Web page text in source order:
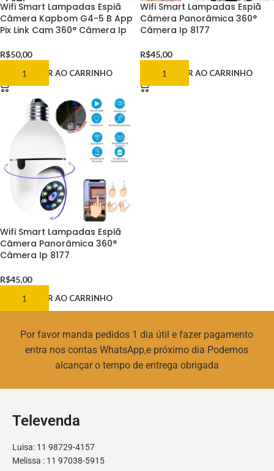
Wifi Smart Lampadas Espiã
Câmera Kapbom G4-5 B App
Pix Link Cam 360° Câmera Ip
R$50,00
ADICIONAR AO CARRINHO
Wifi Smart Lampadas Espiã
Câmera Panorâmica 360°
Câmera Ip 8177
R$45,00
ADICIONAR AO CARRINHO
Wifi Smart Lampadas Espiã
Câmera Panorâmica 360°
Câmera Ip 8177
R$45,00
ADICIONAR AO CARRINHO
Por favor manda pedidos 1 dia útil e fazer pagamento
entra nos contas WhatsApp,e próximo dia Podemos
alcançar o tempo de entrega obrigada
Televenda
Luisa: 11 98729-4157
Melissa : 11 97038-5915